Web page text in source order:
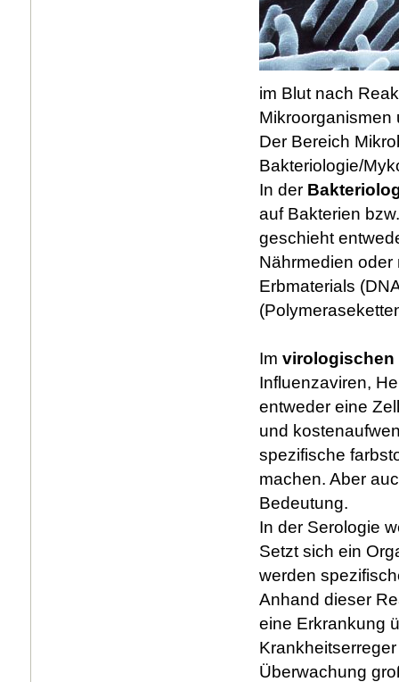
im Blut nach
Mikroorganismen
Der Bereich
Bakteriologie/
In der
auf Bakterien
geschieht
Nährmedien
Erbmaterials
Im virologischen
Influenzaviren,
entweder eine
und
spezifische
machen. Aber
Bedeutung.
In der Serologie
Setzt sich ein
werden
Anhand dieser
eine Erkrankung
Überwachung